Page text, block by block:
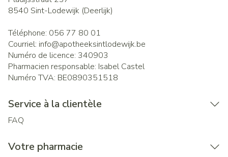
8540 Sint-Lodewijk (Deerlijk)
Téléphone: 056 77 80 01
Courriel: info@apotheeksintlodewijk.be
Numéro de licence: 340903
Pharmacien responsable: Isabel Castel
Numéro TVA: BE0890351518
Service à la clientèle
FAQ
Votre pharmacie